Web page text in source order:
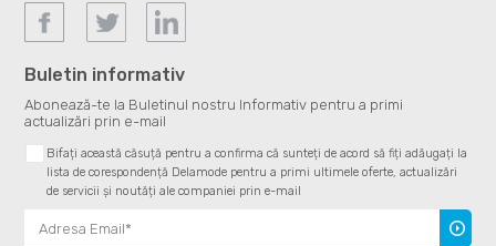
Buletin informativ
Abonează-te la Buletinul nostru Informativ pentru a primi
actualizări prin e-mail
Bifați această căsuță pentru a confirma că sunteți de acord să fiți adăugați la
lista de corespondență Delamode pentru a primi ultimele oferte, actualizări
de servicii și noutăți ale companiei prin e-mail